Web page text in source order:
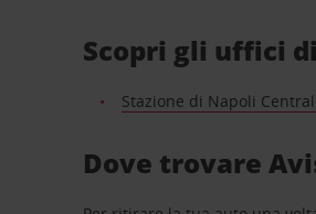
Scopri gli uffici
Stazione di Napoli
Dove trovare